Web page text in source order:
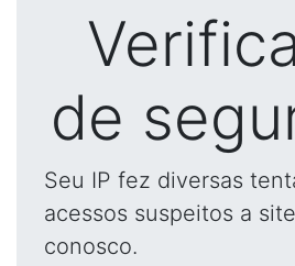
de
Seu IP fez diversas
acessos suspeitos a
conosco.